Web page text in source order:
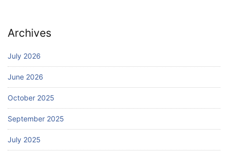
Archives
July 2026
June 2026
October 2025
September 2025
July 2025